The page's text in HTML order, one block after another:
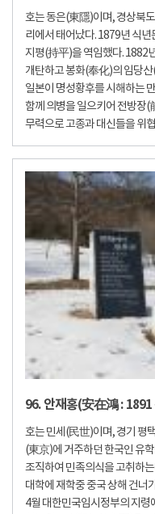
호는 동은(東隱)이며, 경상북
리에서 태어났다. 1879년 식
지평(持平)을 역임했다. 1882
개탄하고 봉화(奉化)의 임당
일본이 명성황후를 시해하는
함께 의병을 일으키어 전방장
무력으로 고종과 대신들을 위협
96. 안재홍(安在鴻 :
호는 민세(民世)이며, 경기 평
(東京)에 거주하던 한국인 유
조직하여 민족의식을 고취하
대학에 재학중 중국 상해 건
4월 대한민국임시정부의 지령